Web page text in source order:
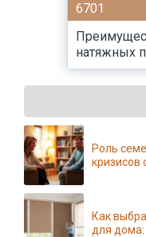
6701
натяжных
Роль
кризисов
Как
для дома: